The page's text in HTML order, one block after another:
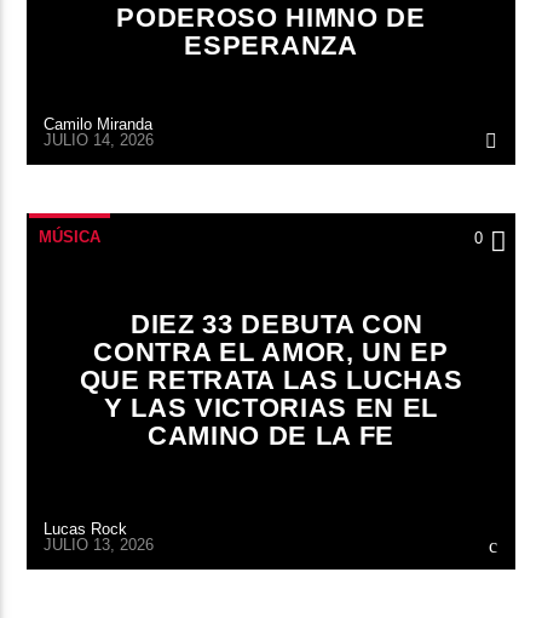
PODEROSO HIMNO DE
ESPERANZA
Camilo Miranda
JULIO 14, 2026
MÚSICA 0
DIEZ 33 DEBUTA CON
CONTRA EL AMOR, UN EP
QUE RETRATA LAS LUCHAS
Y LAS VICTORIAS EN EL
CAMINO DE LA FE
Lucas Rock
JULIO 13, 2026